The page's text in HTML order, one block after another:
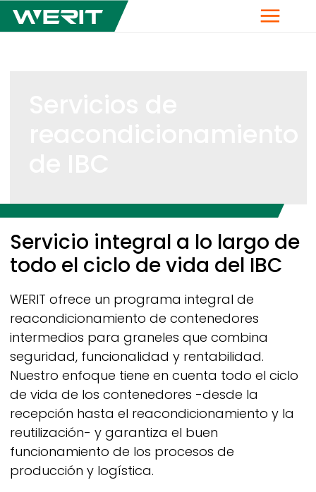
Menú
Breadcrumb
Servicio integral a lo largo de
todo el ciclo de vida del IBC
WERIT ofrece un programa integral de
reacondicionamiento de contenedores
intermedios para graneles que combina
seguridad, funcionalidad y rentabilidad.
Nuestro enfoque tiene en cuenta todo el ciclo
de vida de los contenedores -desde la
recepción hasta el reacondicionamiento y la
reutilización- y garantiza el buen
funcionamiento de los procesos de
producción y logística.